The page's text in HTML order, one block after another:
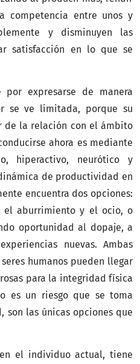
competencia entre unos y
y disminuyen las
satisfacción en lo que se
expresarse de manera
se ve limitada, porque su
de la relación con el ámbito
ahora es mediante
hiperactivo, neurótico y
de productividad en
encuentra dos opciones:
el aburrimiento y el ocio, o
oportunidad al dopaje, a
nuevas. Ambas
humanos pueden llegar
para la integridad física
es un riesgo que se toma
son las únicas opciones que
el individuo actual, tiene